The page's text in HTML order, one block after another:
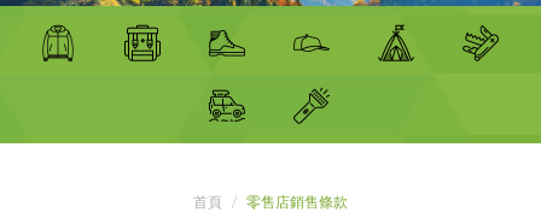
首頁 零售店銷售條款